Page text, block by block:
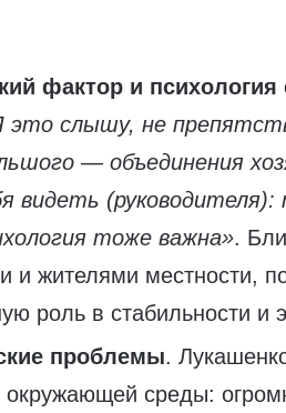
фактор и психология
это слышу, не
— объединения
видеть (руководителя):
тоже важна».
и жителями местности,
роль в стабильности и
проблемы.
окружающей среды: